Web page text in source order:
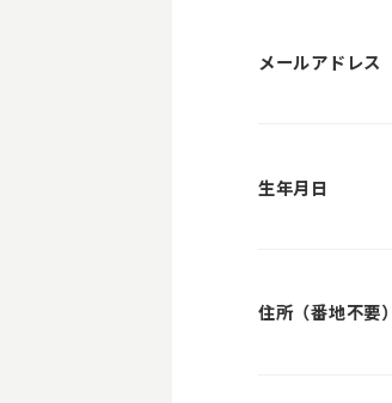
メールアドレス
生年月日
住所（番地不要）